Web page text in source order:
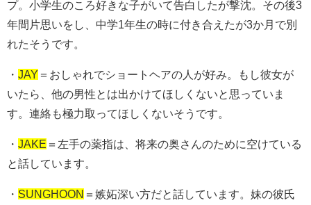
プ。小学生のころ好きな子がいて告白したが撃沈。その後3
年間片思いをし、中学1年生の時に付き合えたが3か月で別
れたそうです。
・ JAY ＝おしゃれでショートヘアの人が好み。もし彼女が
いたら、他の男性とは出かけてほしくないと思っていま
す。連絡も極力取ってほしくないそうです。
・ JAKE ＝左手の薬指は、将来の奥さんのために空けている
と話しています。
・ SUNGHOON ＝嫉妬深い方だと話しています。妹の彼氏